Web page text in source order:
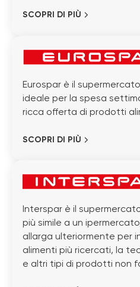
SCOPRI DI PIÙ
Eurospar è il
ideale per la spesa
ricca offerta di prodotti
SCOPRI DI PIÙ
Interspar è il
più simile a un
allarga ulteriormente per
alimenti più ricercati, la
e altri tipi di prodotti non